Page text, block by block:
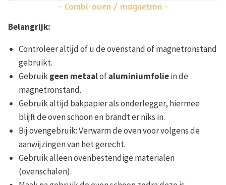
- Combi-oven / magnetron -
Belangrijk:
Controleer altijd of u de ovenstand of magnetronstand
gebruikt.
Gebruikgeen metaalofaluminiumfoliein de
magnetronstand.
Gebruik altijd bakpapier als onderlegger, hiermee
blijft de oven schoon en brandt er niks in.
Bij ovengebruik: Verwarm de oven voor volgens de
aanwijzingen van het gerecht.
Gebruik alleen ovenbestendige materialen
(ovenschalen).